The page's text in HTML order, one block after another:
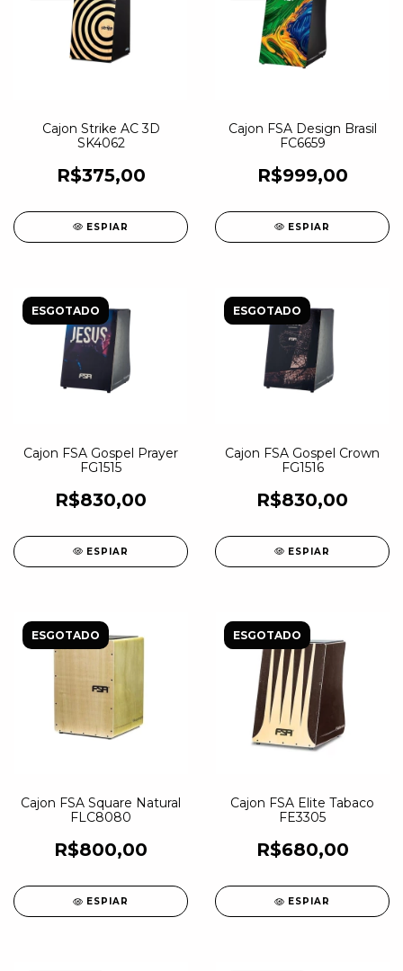
Cajon Strike AC 3D
SK4062
R$375,00
ESPIAR
Cajon FSA Design Brasil
FC6659
R$999,00
ESPIAR
ESGOTADO
Cajon FSA Gospel Prayer
FG1515
R$830,00
ESPIAR
ESGOTADO
Cajon FSA Gospel Crown
FG1516
R$830,00
ESPIAR
ESGOTADO
Cajon FSA Square Natural
FLC8080
R$800,00
ESPIAR
ESGOTADO
Cajon FSA Elite Tabaco
FE3305
R$680,00
ESPIAR